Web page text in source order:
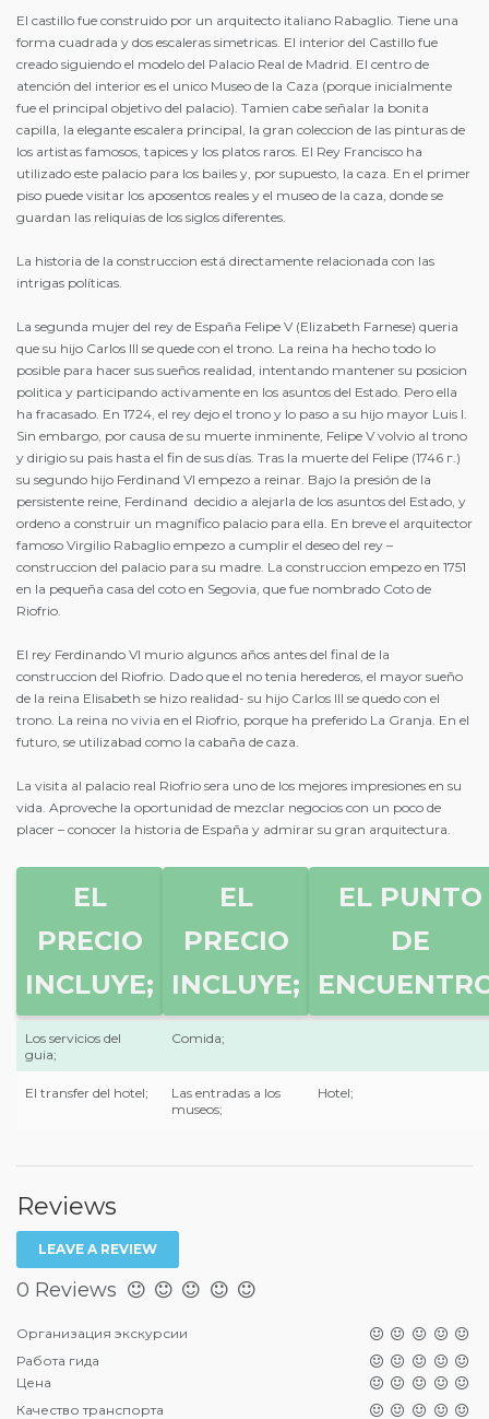
El castillo fue construido por un arquitecto italiano Rabaglio. Tiene una
forma cuadrada y dos escaleras simetricas. El interior del Castillo fue
creado siguiendo el modelo del Palacio Real de Madrid. El centro de
atención del interior es el unico Museo de la Caza (porque inicialmente
fue el principal objetivo del palacio). Tamien cabe señalar la bonita
capilla, la elegante escalera principal, la gran coleccion de las pinturas de
los artistas famosos, tapices y los platos raros. El Rey Francisco ha
utilizado este palacio para los bailes y, por supuesto, la caza. En el primer
piso puede visitar los aposentos reales y el museo de la caza, donde se
guardan las reliquias de los siglos diferentes.
La historia de la construccion está directamente relacionada con las
intrigas políticas.
La segunda mujer del rey de España Felipe V (Elizabeth Farnese) queria
que su hijo Carlos III se quede con el trono. La reina ha hecho todo lo
posible para hacer sus sueños realidad, intentando mantener su posicion
politica y participando activamente en los asuntos del Estado. Pero ella
ha fracasado. En 1724, el rey dejo el trono y lo paso a su hijo mayor Luis I.
Sin embargo, por causa de su muerte inminente, Felipe V volvio al trono
y dirigio su pais hasta el fin de sus días. Tras la muerte del Felipe (1746 г.)
su segundo hijo Ferdinand VI empezo a reinar. Bajo la presión de la
persistente reine, Ferdinand decidio a alejarla de los asuntos del Estado, y
ordeno a construir un magnífico palacio para ella. En breve el arquitector
famoso Virgilio Rabaglio empezo a cumplir el deseo del rey –
construccion del palacio para su madre. La construccion empezo en 1751
en la pequeña casa del coto en Segovia, que fue nombrado Coto de
Riofrio.
El rey Ferdinando VI murio algunos años antes del final de la
construccion del Riofrio. Dado que el no tenia herederos, el mayor sueño
de la reina Elisabeth se hizo realidad- su hijo Carlos III se quedo con el
trono. La reina no vivia en el Riofrio, porque ha preferido La Granja. En el
futuro, se utilizabad como la cabaña de caza.
La visita al palacio real Riofrio sera uno de los mejores impresiones en su
vida. Aproveche la oportunidad de mezclar negocios con un poco de
placer – conocer la historia de España y admirar su gran arquitectura.
EL
PRECIO
INCLUYE;
EL
PRECIO
INCLUYE;
EL PUNTO
DE
Los servicios del
guia;
Comida;
El transfer del hotel;
Las entradas a los
museos;
Hotel;
Reviews
LEAVE A REVIEW
0 Reviews
Организация экскурсии
Работа гида
Цена
Качество транспорта